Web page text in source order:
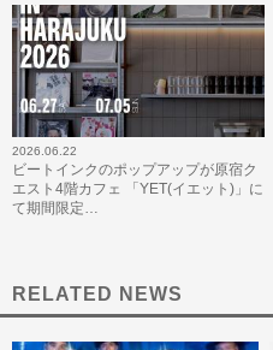
2026.06.22
ビートインクのポップアップが原宿ク
エスト4階カフェ 「YET(イエット)」に
て期間限定…
RELATED NEWS